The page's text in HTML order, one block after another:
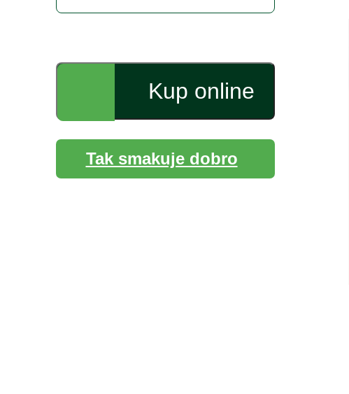
Kup online
Zobowiązania
Tak smakuje dobro